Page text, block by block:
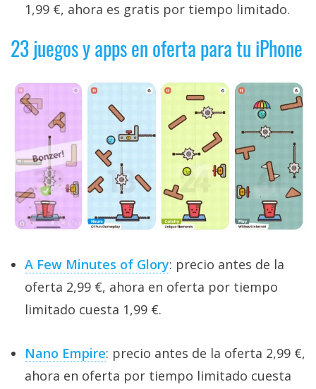
1,99 €, ahora es gratis por tiempo limitado.
23 juegos y apps en oferta para tu iPhone
A Few Minutes of Glory: precio antes de la
oferta 2,99 €, ahora en oferta por tiempo
limitado cuesta 1,99 €.
Nano Empire: precio antes de la oferta 2,99 €,
ahora en oferta por tiempo limitado cuesta